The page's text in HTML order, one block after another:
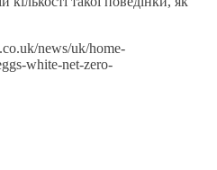
news/uk/home-
white-net-zero-